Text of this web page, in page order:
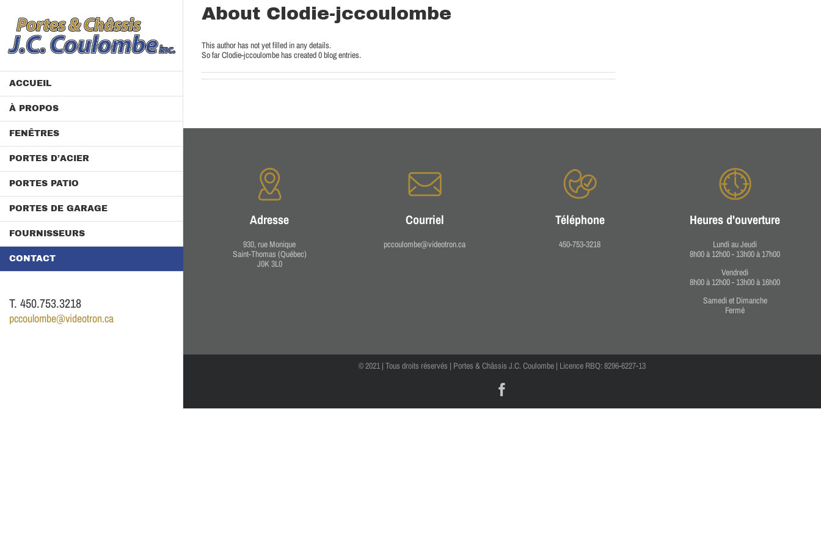
content
ACCUEIL
À PROPOS
FENÊTRES
PORTES D’ACIER
PORTES PATIO
PORTES DE GARAGE
FOURNISSEURS
CONTACT
T. 450.753.3218
pccoulombe@videotron.ca
About Clodie-jccoulombe
This author has not yet filled in any details.
So far Clodie-jccoulombe has created 0 blog entries.
Adresse
930, rue Monique
Saint-Thomas (Québec)
J0K 3L0
Courriel
pccoulombe@videotron.ca
Téléphone
450-753-3218
Heures d'ouverture
Lundi au Jeudi
8h00 à 12h00 - 13h00 à 17h00
Vendredi
8h00 à 12h00 - 13h00 à 16h00
Samedi et Dimanche
Fermé
© 2021 | Tous droits réservés | Portes & Châssis J.C. Coulombe | Licence RBQ: 8296-6227-13